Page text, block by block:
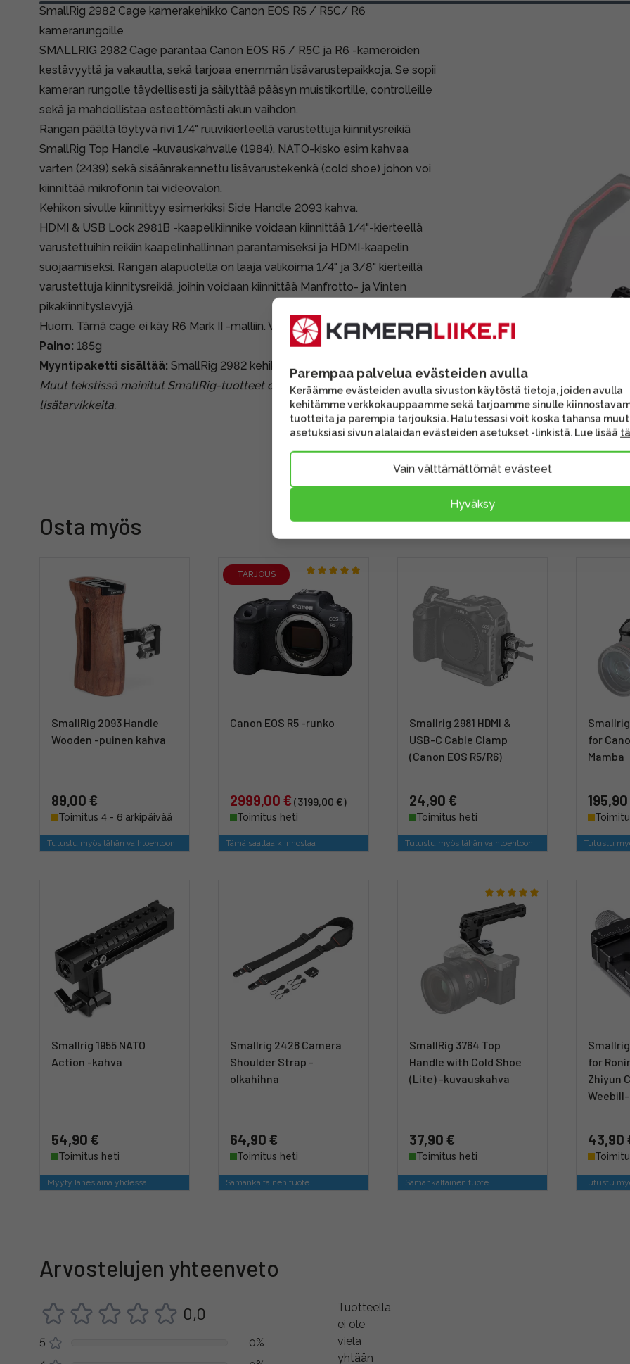
SmallRig 2982 Cage kamerakehikko Canon EOS R5 / R5C/ R6
kamerarungoille
SMALLRIG 2982 Cage parantaa Canon EOS R5 / R5C ja R6 -kameroiden
kestävyyttä ja vakautta, sekä tarjoaa enemmän lisävarustepaikkoja. Se sopii
kameran rungolle täydellisesti ja säilyttää pääsyn muistikortille, controlleille
sekä ja mahdollistaa esteettömästi akun vaihdon.
Rangan päältä löytyvä rivi 1/4" ruuvikierteellä varustettuja kiinnitysreikiä
SmallRig Top Handle -kuvauskahvalle (1984), NATO-kisko esim kahvaa
varten (2439) sekä sisäänrakennettu lisävarustekenkä (cold shoe) johon voi
kiinnittää mikrofonin tai videovalon.
Kehikon sivulle kiinnittyy esimerkiksi Side Handle 2093 kahva.
HDMI & USB Lock 2981B -kaapelikiinnike voidaan kiinnittää 1/4"-kierteellä
varustettuihin reikiin kaapelinhallinnan parantamiseksi ja HDMI-kaapelin
suojaamiseksi. Rangan alapuolella on laaja valikoima 1/4" ja 3/8" kierteillä
varustettuja kiinnitysreikiä, joihin voidaan kiinnittää Manfrotto- ja Vinten
pikakiinnityslevyjä.
Huom. Tämä cage ei käy R6 Mark II -malliin. Valitse R6 II:lleSmallrig 4159.
Paino: 185g
Myyntipaketti sisältää: SmallRig 2982 kehikko.
Muut tekstissä mainitut SmallRig-tuotteet ovat erikseen ostettavia
lisätarvikkeita.
Osta myös
SmallRig 2093 Handle
Wooden -puinen kahva
89,00 €
Toimitus 4 - 6 arkipäivää
Tutustu myös tähän vaihtoehtoon
TARJOUS
Canon EOS R5 -runko
2999,00 € (3199,00 €)
Toimitus heti
Tämä saattaa kiinnostaa
Smallrig 2981 HDMI &
USB-C Cable Clamp
(Canon EOS R5/R6)
24,90 €
Toimitus heti
Tutustu myös tähän vaihtoehtoon
for
Mamba
Tutustu
Smallrig 1955 NATO
Action -kahva
54,90 €
Toimitus heti
Myyty lähes aina yhdessä
Smallrig 2428 Camera
Shoulder Strap -
olkahihna
64,90 €
Toimitus heti
Samankaltainen tuote
SmallRig 3764 Top
Handle with Cold Shoe
(Lite) -kuvauskahva
37,90 €
Toimitus heti
Samankaltainen tuote
Smallrig
for
Zhiyun
43,90
Tutustu
Arvostelujen yhteenveto
0,0
5
0%
Tuotteella
ei ole
vielä
yhtään
Parempaa palvelua evästeiden avulla
Keräämme evästeiden avulla sivuston käytöstä tietoja, joiden avulla
kehitämme verkkokauppaamme sekä tarjoamme sinulle
tuotteita ja parempia tarjouksia. Halutessasi voit koska tahansa
asetuksiasi sivun alalaidan evästeiden asetukset -linkistä. Lue lisää
Vain välttämättömät evästeet
Hyväksy